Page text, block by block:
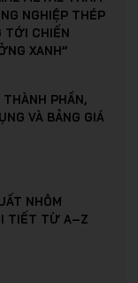
NGHIỆP THÉP
TỚI CHIẾN
XANH”
PHẦN,
VÀ BẢNG GIÁ
NHÔM
TIẾT TỪ A–Z